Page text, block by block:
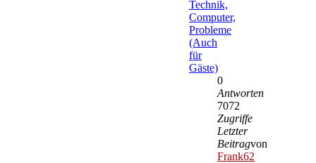
Technik,
Computer,
Probleme
(Auch
für
Gäste)
0
Antworten
7072
Zugriffe
Letzter
Beitragvon
Frank62